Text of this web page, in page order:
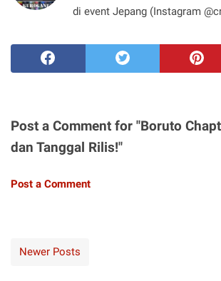
di event Jepang (Instagram
Post a Comment for "Boruto
dan Tanggal Rilis!"
Post a Comment
Newer Posts